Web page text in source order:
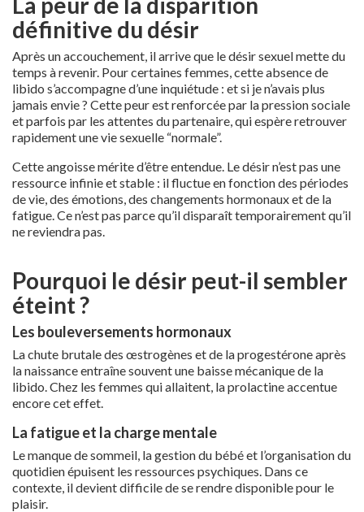
définitive du désir
Après un accouchement, il arrive que le désir sexuel mette du
temps à revenir. Pour certaines femmes, cette absence de
libido s’accompagne d’une inquiétude : et si je n’avais plus
jamais envie ? Cette peur est renforcée par la pression sociale
et parfois par les attentes du partenaire, qui espère retrouver
rapidement une vie sexuelle “normale”.
Cette angoisse mérite d’être entendue. Le désir n’est pas une
ressource infinie et stable : il fluctue en fonction des périodes
de vie, des émotions, des changements hormonaux et de la
fatigue. Ce n’est pas parce qu’il disparaît temporairement qu’il
ne reviendra pas.
Pourquoi le désir peut-il sembler
éteint ?
Les bouleversements hormonaux
La chute brutale des œstrogènes et de la progestérone après
la naissance entraîne souvent une baisse mécanique de la
libido. Chez les femmes qui allaitent, la prolactine accentue
encore cet effet.
La fatigue et la charge mentale
Le manque de sommeil, la gestion du bébé et l’organisation du
quotidien épuisent les ressources psychiques. Dans ce
contexte, il devient difficile de se rendre disponible pour le
plaisir.